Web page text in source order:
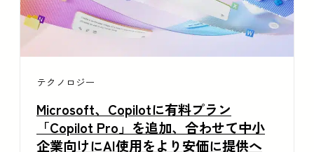
テクノロジー
Microsoft、Copilotに有料プラン
「Copilot Pro」を追加、合わせて中小
企業向けにAI使用をより安価に提供へ